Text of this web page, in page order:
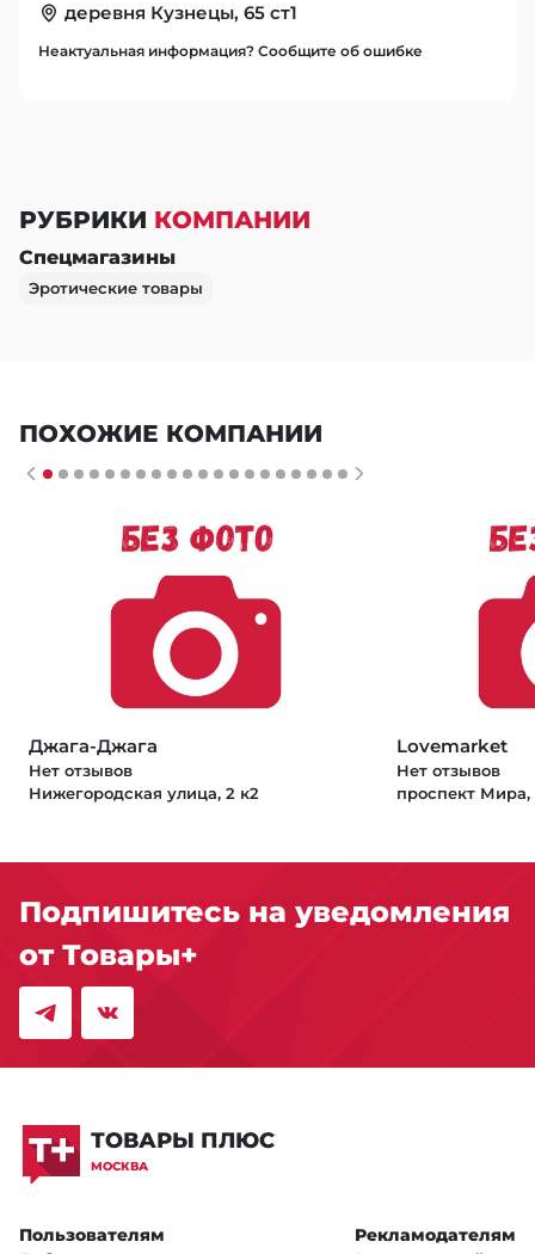
деревня Кузнецы, 65 ст1
Неактуальная информация? Сообщите об ошибке
РУБРИКИ КОМПАНИИ
Спецмагазины
Эротические товары
ПОХОЖИЕ КОМПАНИИ
Джага-Джага
Нет отзывов
Нижегородская улица, 2 к2
Lovemarket
Нет отзывов
проспект Мира,
Подпишитесь на уведомления
от Товары+
ТОВАРЫ ПЛЮС
МОСКВА
Пользователям Рекламодателям